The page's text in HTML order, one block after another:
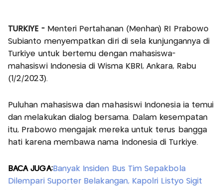
TURKIYE -Menteri Pertahanan (Menhan) RI Prabowo
Subianto menyempatkan diri di sela kunjungannya di
Turkiye untuk bertemu dengan mahasiswa-
mahasiswi Indonesia di Wisma KBRI, Ankara, Rabu
(1/2/2023).
Puluhan mahasiswa dan mahasiswi Indonesia ia temui
dan melakukan dialog bersama. Dalam kesempatan
itu, Prabowo mengajak mereka untuk terus bangga
hati karena membawa nama Indonesia di Turkiye.
BACA JUGA:Banyak Insiden Bus Tim Sepakbola
Dilempari Suporter Belakangan, Kapolri Listyo Sigit